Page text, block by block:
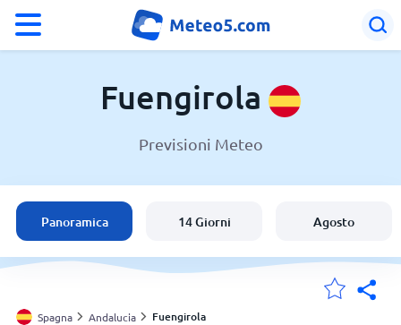
Meteo a Fuengirola
Spagna
Italia
Svizzera
Fuengirola
Previsioni Meteo
Panoramica 14 Giorni Agosto
Spagna Andalucia Fuengirola